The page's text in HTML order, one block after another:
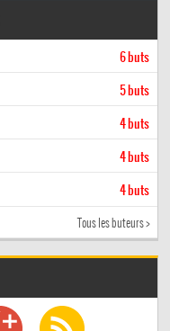
6 buts
5 buts
4 buts
4 buts
4 buts
Tous les buteurs >